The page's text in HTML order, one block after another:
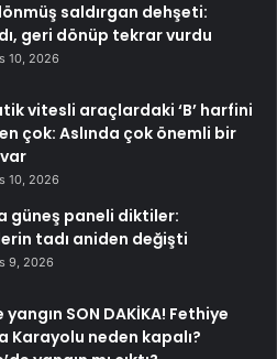
saldırgan dehşeti:
geri dönüp tekrar vurdu
10, 2026
vitesli araçlardaki ‘B’ harfini
çok: Aslında çok önemli bir
10, 2026
güneş paneli diktiler:
tadı aniden değişti
9, 2026
yangın SON DAKİKA! Fethiye
Karayolu neden kapalı?